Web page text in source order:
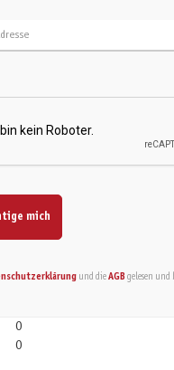
mich
und die AGBgelesen
0
0